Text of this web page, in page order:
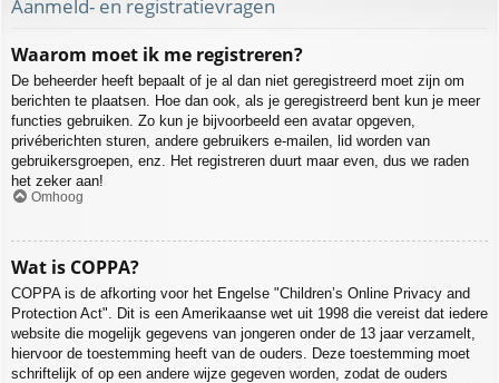
Aanmeld- en registratievragen
Waarom moet ik me registreren?
De beheerder heeft bepaalt of je al dan niet geregistreerd moet zijn om
berichten te plaatsen. Hoe dan ook, als je geregistreerd bent kun je meer
functies gebruiken. Zo kun je bijvoorbeeld een avatar opgeven,
privéberichten sturen, andere gebruikers e-mailen, lid worden van
gebruikersgroepen, enz. Het registreren duurt maar even, dus we raden
het zeker aan!
Omhoog
Wat is COPPA?
COPPA is de afkorting voor het Engelse "Children’s Online Privacy and
Protection Act". Dit is een Amerikaanse wet uit 1998 die vereist dat iedere
website die mogelijk gegevens van jongeren onder de 13 jaar verzamelt,
hiervoor de toestemming heeft van de ouders. Deze toestemming moet
schriftelijk of op een andere wijze gegeven worden, zodat de ouders